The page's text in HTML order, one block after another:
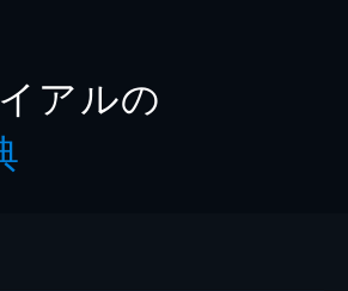
アルの